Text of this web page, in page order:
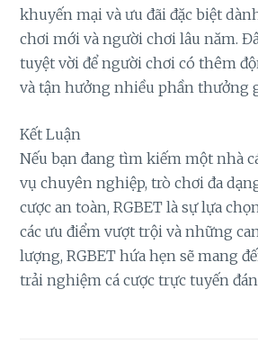
khuyến mại và ưu đãi đặc biệt
chơi mới và người chơi lâu năm.
tuyệt vời để người chơi có thêm
và tận hưởng nhiều phần thưởng
Kết Luận
Nếu bạn đang tìm kiếm một nhà
vụ chuyên nghiệp, trò chơi đa
cược an toàn, RGBET là sự lựa
các ưu điểm vượt trội và những
lượng, RGBET hứa hẹn sẽ mang
trải nghiệm cá cược trực tuyến